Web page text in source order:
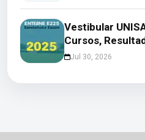
Vestibular
Cursos,
Jul 30, 2026